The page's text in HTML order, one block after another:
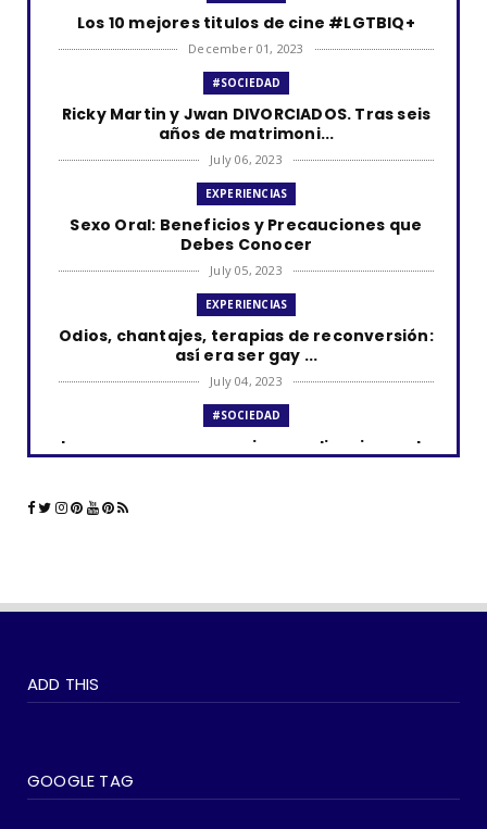
Los 10 mejores titulos de cine #LGTBIQ+
December 01, 2023
#SOCIEDAD
Ricky Martin y Jwan DIVORCIADOS. Tras seis
años de matrimoni...
July 06, 2023
EXPERIENCIAS
Sexo Oral: Beneficios y Precauciones que
Debes Conocer
July 05, 2023
EXPERIENCIAS
Odios, chantajes, terapias de reconversión:
así era ser gay ...
July 04, 2023
#SOCIEDAD
Los curas y su presencia en aplicaciones de
June 21, 2023
Madonna entra en su última era 'Popular'
con The Weeknd
ADD THIS
GOOGLE TAG